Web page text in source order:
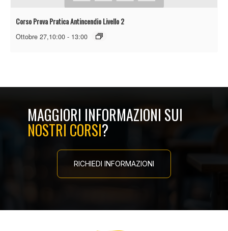
Corso Prova Pratica Antincendio Livello 2
Ottobre 27,10:00 - 13:00
MAGGIORI INFORMAZIONI SUI
NOSTRI CORSI?
RICHIEDI INFORMAZIONI